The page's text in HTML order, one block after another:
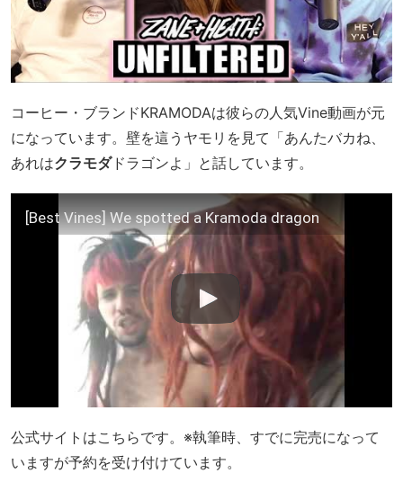
コーヒー・ブランドKRAMODAは彼らの人気Vine動画が元
になっています。壁を這うヤモリを見て「あんたバカね、
あれはクラモダドラゴンよ」と話しています。
[Best Vines] We spotted a Kramoda dragon
公式サイトはこちらです。※執筆時、すでに完売になって
いますが予約を受け付けています。